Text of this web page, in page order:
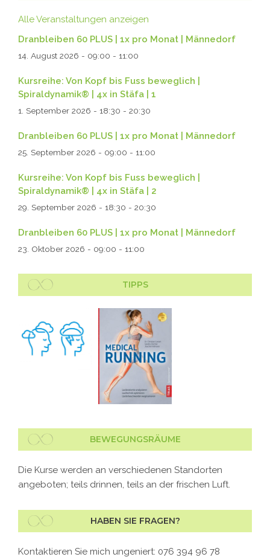
Alle Veranstaltungen anzeigen
Dranbleiben 60 PLUS | 1x pro Monat | Männedorf
14. August 2026 - 09:00 - 11:00
Kursreihe: Von Kopf bis Fuss beweglich |
Spiraldynamik® | 4x in Stäfa | 1
1. September 2026 - 18:30 - 20:30
Dranbleiben 60 PLUS | 1x pro Monat | Männedorf
25. September 2026 - 09:00 - 11:00
Kursreihe: Von Kopf bis Fuss beweglich |
Spiraldynamik® | 4x in Stäfa | 2
29. September 2026 - 18:30 - 20:30
Dranbleiben 60 PLUS | 1x pro Monat | Männedorf
23. Oktober 2026 - 09:00 - 11:00
TIPPS
BEWEGUNGSRÄUME
Die Kurse werden an verschiedenen Standorten
angeboten; teils drinnen, teils an der frischen Luft.
HABEN SIE FRAGEN?
Kontaktieren Sie mich ungeniert: 076 394 96 78